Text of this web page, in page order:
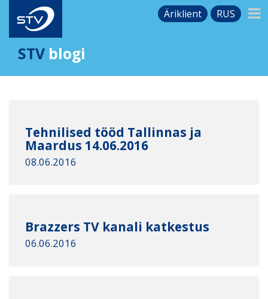
Äriklient RUS
STV blogi
Tehnilised tööd Tallinnas ja
Maardus 14.06.2016
08.06.2016
Brazzers TV kanali katkestus
06.06.2016